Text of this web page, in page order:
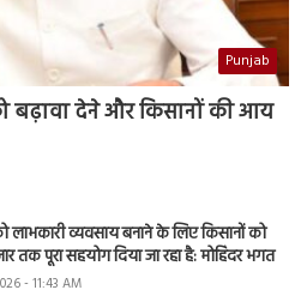
Punjab
बढ़ावा देने और किसानों की आय
लाभकारी व्यवसाय बनाने के लिए किसानों को
तक पूरा सहयोग दिया जा रहा है: मोहिंदर भगत
- 11:43 AM